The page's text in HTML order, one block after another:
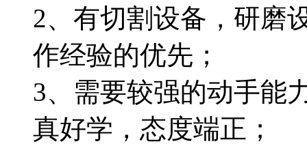
2、有切割设备，研磨
作经验的优先；
3、需要较强的动手能
真好学，态度端正；